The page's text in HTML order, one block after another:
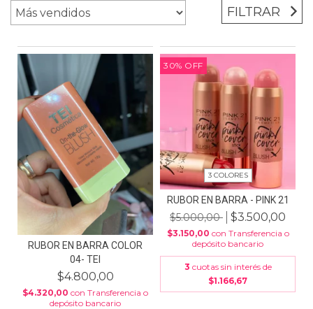
FILTRAR
RUBOR EN BARRA COLOR
04- TEI
$4.800,00
$4.320,00 con Transferencia o
depósito bancario
30% OFF
3 COLORES
RUBOR EN BARRA - PINK 21
$5.000,00 $3.500,00
$3.150,00 con Transferencia o
depósito bancario
3 cuotas sin interés de
$1.166,67